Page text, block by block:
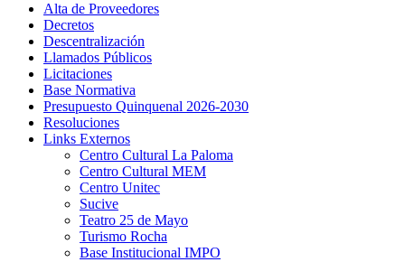
Alta de Proveedores
Decretos
Descentralización
Llamados Públicos
Licitaciones
Base Normativa
Presupuesto Quinquenal 2026-2030
Resoluciones
Links Externos
Centro Cultural La Paloma
Centro Cultural MEM
Centro Unitec
Sucive
Teatro 25 de Mayo
Turismo Rocha
Base Institucional IMPO